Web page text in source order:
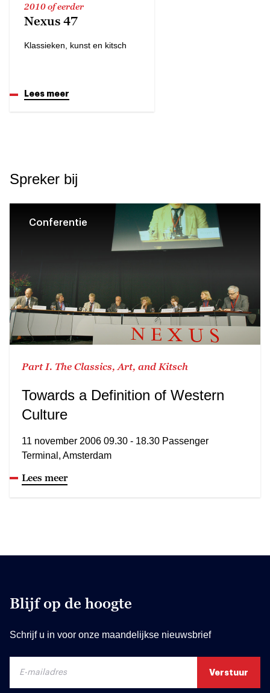
2010 of eerder
Nexus 47
Klassieken, kunst en kitsch
Lees meer
Spreker bij
Conferentie
Part I. The Classics, Art, and Kitsch
Towards a Definition of Western
Culture
11 november 2006 09.30 - 18.30 Passenger
Terminal, Amsterdam
Lees meer
Blijf op de hoogte
Schrijf u in voor onze maandelijkse nieuwsbrief